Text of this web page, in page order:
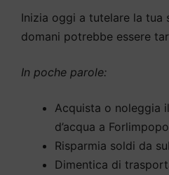
Inizia oggi a tutelare la tua
domani potrebbe essere
In poche parole:
Acquista o noleggia
d’acqua a
Risparmia soldi da
Dimentica di